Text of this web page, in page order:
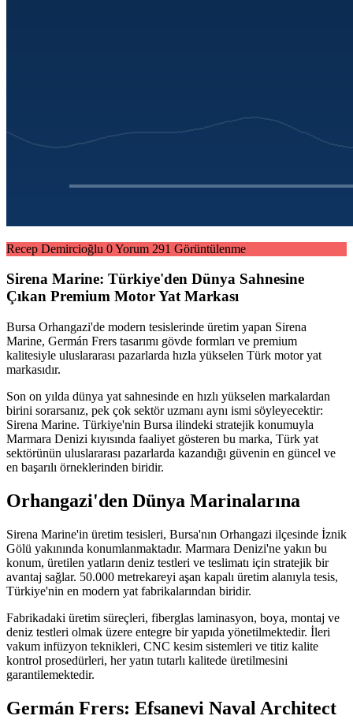
Recep Demircioğlu 0 Yorum 291 Görüntülenme
Sirena Marine: Türkiye'den Dünya Sahnesine
Çıkan Premium Motor Yat Markası
Bursa Orhangazi'de modern tesislerinde üretim yapan Sirena
Marine, Germán Frers tasarımı gövde formları ve premium
kalitesiyle uluslararası pazarlarda hızla yükselen Türk motor yat
markasıdır.
Son on yılda dünya yat sahnesinde en hızlı yükselen markalardan
birini sorarsanız, pek çok sektör uzmanı aynı ismi söyleyecektir:
Sirena Marine. Türkiye'nin Bursa ilindeki stratejik konumuyla
Marmara Denizi kıyısında faaliyet gösteren bu marka, Türk yat
sektörünün uluslararası pazarlarda kazandığı güvenin en güncel ve
en başarılı örneklerinden biridir.
Orhangazi'den Dünya Marinalarına
Sirena Marine'in üretim tesisleri, Bursa'nın Orhangazi ilçesinde İznik
Gölü yakınında konumlanmaktadır. Marmara Denizi'ne yakın bu
konum, üretilen yatların deniz testleri ve teslimatı için stratejik bir
avantaj sağlar. 50.000 metrekareyi aşan kapalı üretim alanıyla tesis,
Türkiye'nin en modern yat fabrikalarından biridir.
Fabrikadaki üretim süreçleri, fiberglas laminasyon, boya, montaj ve
deniz testleri olmak üzere entegre bir yapıda yönetilmektedir. İleri
vakum infüzyon teknikleri, CNC kesim sistemleri ve titiz kalite
kontrol prosedürleri, her yatın tutarlı kalitede üretilmesini
garantilemektedir.
Germán Frers: Efsanevi Naval Architect